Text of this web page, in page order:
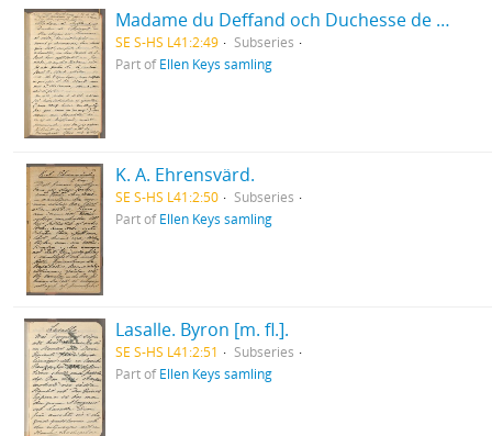
Madame du Deffand och Duchesse de Choiseul [m. m.].
SE S-HS L41:2:49
Subseries
Part ofEllen Keys samling
K. A. Ehrensvärd.
SE S-HS L41:2:50
Subseries
Part ofEllen Keys samling
Lasalle. Byron [m. fl.].
SE S-HS L41:2:51
Subseries
Part ofEllen Keys samling